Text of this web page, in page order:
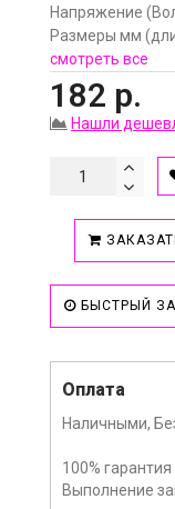
Напряжение
Размеры мм
смотреть все
182 р.
Нашли
БЫСТРЫЙ
Оплата
Наличными,
100%
Выполнение